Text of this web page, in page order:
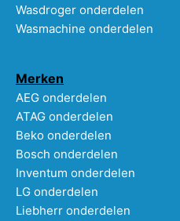
Wasdroger onderdelen
Wasmachine onderdelen
Merken
AEG onderdelen
ATAG onderdelen
Beko onderdelen
Bosch onderdelen
Inventum onderdelen
LG onderdelen
Liebherr onderdelen